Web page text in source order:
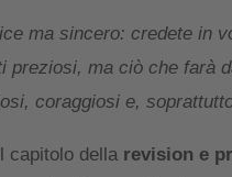
ma sincero: credete in
preziosi, ma ciò che farà
coraggiosi e,
capitolo della revision e